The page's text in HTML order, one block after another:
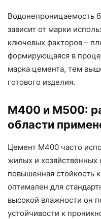
Водонепроницаемость
зависит от марки
ключевых факторов –
формирующаяся в
марка цемента, тем
готового изделия.
М400 и М500:
области
Цемент М400 часто
жилых и хозяйственных
повышенная стойкость
оптимален для
высокой влажности он
устойчивости к